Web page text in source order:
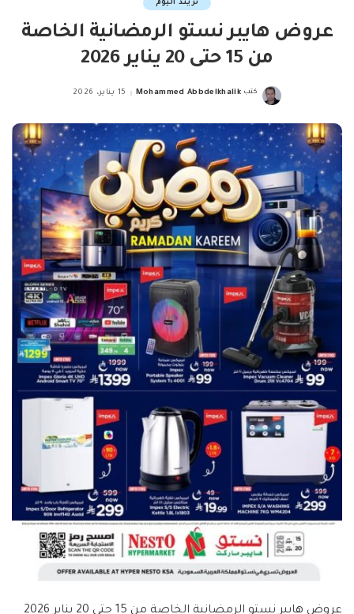
تريند اليوم
عروض هايبر نستو الرمضانية الخاصة
من 15 حتى 20 يناير 2026
Posted
كتب Mohammed Abbdelkhalik 15 يناير، 2026
عروض هايبر نستو الرمضانية الخاصة من 15 حتى 20 يناير 2026